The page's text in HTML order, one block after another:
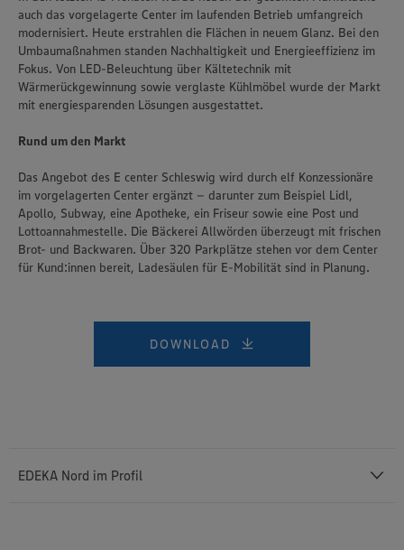
auch das vorgelagerte Center im laufenden Betrieb umfangreich
modernisiert. Heute erstrahlen die Flächen in neuem Glanz. Bei den
Umbaumaßnahmen standen Nachhaltigkeit und Energieeffizienz im
Fokus. Von LED-Beleuchtung über Kältetechnik mit
Wärmerückgewinnung sowie verglaste Kühlmöbel wurde der Markt
mit energiesparenden Lösungen ausgestattet.
Rund um den Markt
Das Angebot des E center Schleswig wird durch elf Konzessionäre
im vorgelagerten Center ergänzt – darunter zum Beispiel Lidl,
Apollo, Subway, eine Apotheke, ein Friseur sowie eine Post und
Lottoannahmestelle. Die Bäckerei Allwörden überzeugt mit frischen
Brot- und Backwaren. Über 320 Parkplätze stehen vor dem Center
für Kund:innen bereit, Ladesäulen für E-Mobilität sind in Planung.
DOWNLOAD
EDEKA Nord im Profil